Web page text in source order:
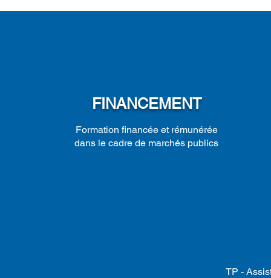
FINANCEMENT
Formation financée et rémunérée
dans le cadre de marchés publics
TP -